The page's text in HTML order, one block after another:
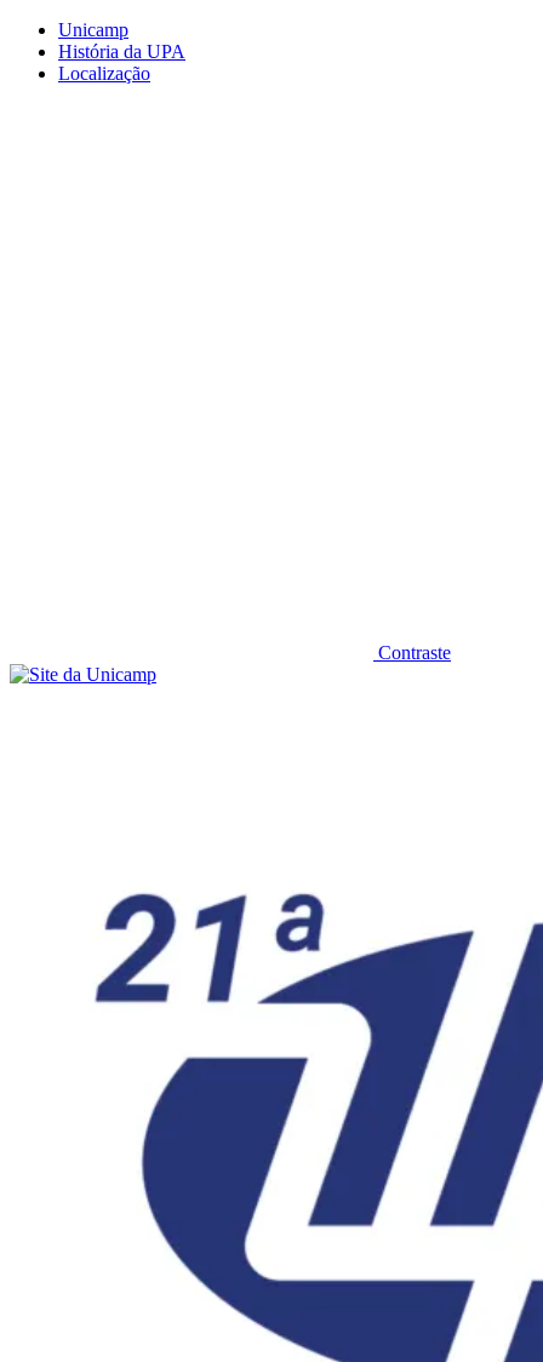
Conteúdo principal
Unicamp
História da UPA
Localização
Contraste